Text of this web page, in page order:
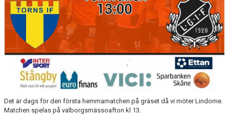
Det är dags för den första hemmamatchen på gräset då vi möter Lindome.
Matchen spelas på valborgsmässoafton kl 13.